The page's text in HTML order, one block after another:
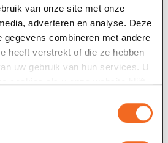
van onze site met onze
adverteren en analyse. Deze
gegevens combineren met andere
heeft verstrekt of die ze hebben
uw gebruik van hun services. U
en het ontvangen van de
na afloop op USB.